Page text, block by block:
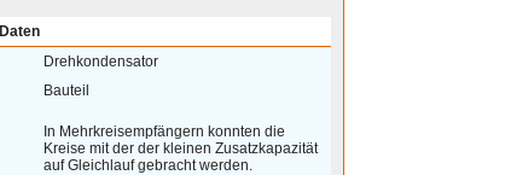
Drehkondensator
Bauteil
In Mehrkreisempfängern konnten die
Kreise mit der der kleinen Zusatzkapazität
auf Gleichlauf gebracht werden.